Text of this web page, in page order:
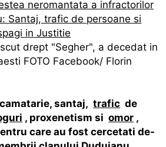
drept "Segher", a decedat in
FOTO Facebook/ Florin
santaj,trafic de
, proxenetism siomor ,
care au fost cercetati de-